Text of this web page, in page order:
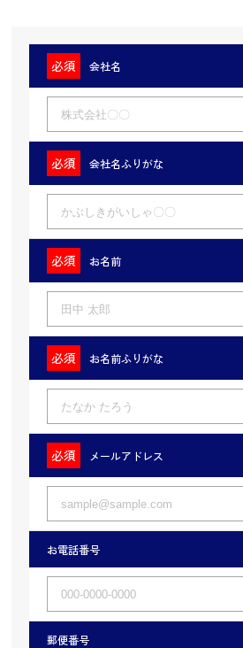
会社名
会社名ふりがな
お名前
お名前ふりがな
メールアドレス
お電話番号
郵便番号